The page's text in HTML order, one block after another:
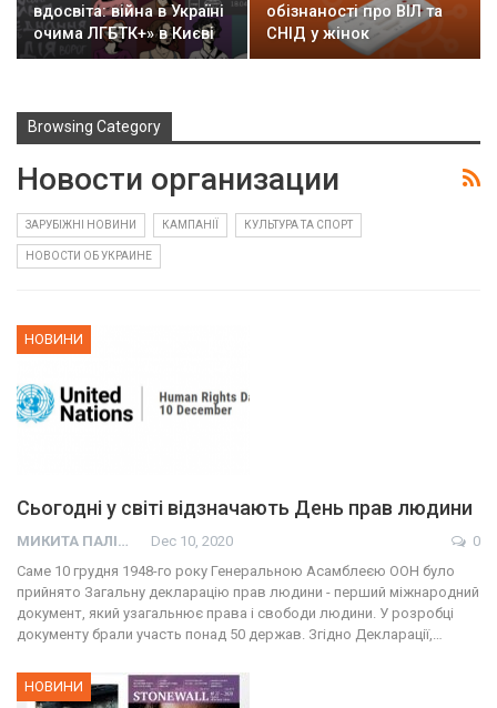
вдосвіта: війна в Україні
очима ЛГБТК+» в Києві
обізнаності про ВІЛ та
СНІД у жінок
Browsing Category
Новости организации
ЗАРУБІЖНІ НОВИНИ КАМПАНІЇ КУЛЬТУРА ТА СПОРТ
НОВОСТИ ОБ УКРАИНЕ
НОВИНИ
Сьогодні у світі відзначають День прав людини
МИКИТА ПАЛІЙ Dec 10, 2020
0
Саме 10 грудня 1948-го року Генеральною Асамблеєю ООН було
прийнято Загальну декларацію прав людини - перший міжнародний
документ, який узагальнює права і свободи людини. У розробці
документу брали участь понад 50 держав. Згідно Декларації,…
НОВИНИ